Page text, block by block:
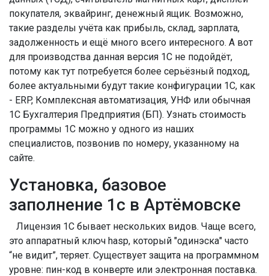
покупателя, эквайринг, денежный ящик. Возможно,
такие разделы учёта как прибыль, склад, зарплата,
задолженность и ещё много всего интересного. А вот
для производства данная версия 1С не подойдёт,
потому как тут потребуется более серьёзный подход,
более актуальными будут такие конфигурации 1С, как
- ERP, Комплексная автоматизация, УНФ или обычная
1С Бухгалтерия Предприятия (БП). Узнать стоимость
программы 1С можно у одного из наших
специалистов, позвонив по номеру, указанному на
сайте.
Установка, базовое
заполнение 1с в Артёмовске
Лицензия 1С бывает нескольких видов. Чаще всего,
это аппаратный ключ hasp, который "одинэска" часто
“не видит”, теряет. Существует защита на программном
уровне: пин-код в конверте или электронная поставка.